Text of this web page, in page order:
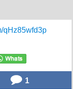
qHz85wfd3p
1